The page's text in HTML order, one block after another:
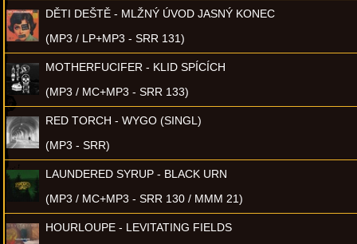
DĚTI DEŠTĚ - MLŽNÝ ÚVOD JASNÝ KONEC
(MP3 / LP+MP3 - SRR 131)
MOTHERFUCIFER - KLID SPÍCÍCH
(MP3 / MC+MP3 - SRR 133)
RED TORCH - WYGO (SINGL)
(MP3 - SRR)
LAUNDERED SYRUP - BLACK URN
(MP3 / MC+MP3 - SRR 130 / MMM 21)
HOURLOUPE - LEVITATING FIELDS